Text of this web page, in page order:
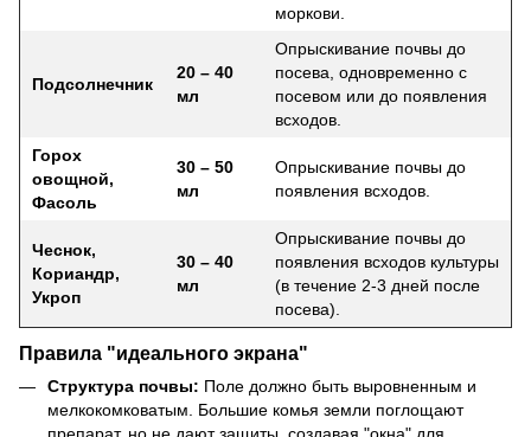
моркови.
Подсолнечник
20 – 40
мл
Опрыскивание почвы до
посева, одновременно с
посевом или до появления
всходов.
Горох
овощной,
Фасоль
30 – 50
мл
Опрыскивание почвы до
появления всходов.
Чеснок,
Кориандр,
Укроп
30 – 40
мл
Опрыскивание почвы до
появления всходов культуры
(в течение 2-3 дней после
посева).
Правила "идеального экрана"
Структура почвы: Поле должно быть выровненным и
мелкокомковатым. Большие комья земли поглощают
препарат, но не дают защиты, создавая "окна" для